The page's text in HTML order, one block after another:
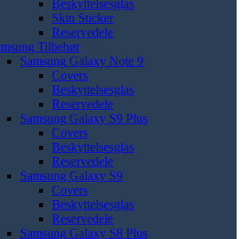
Beskyttelsesglas
Skin Sticker
Reservedele
Tilbehør
Samsung Galaxy Note 9
Covers
Beskyttelsesglas
Reservedele
Samsung Galaxy S9 Plus
Covers
Beskyttelsesglas
Reservedele
Samsung Galaxy S9
Covers
Beskyttelsesglas
Reservedele
Samsung Galaxy S8 Plus